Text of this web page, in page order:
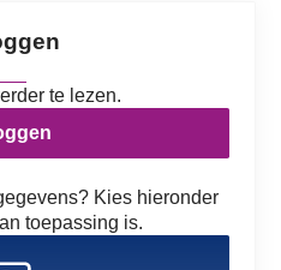
te lezen.
Kies hieronder
toepassing is.